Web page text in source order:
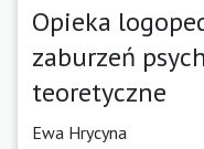
Opieka
zaburzeń
teoretyczne
Ewa Hrycyna